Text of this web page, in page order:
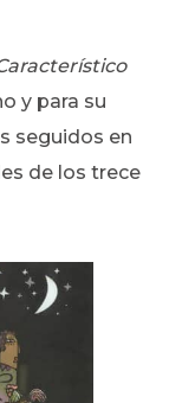
y para su
seguidos en
de los trece